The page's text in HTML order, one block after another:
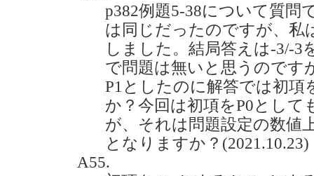
p382例題5-38について質問
は同じだったのですが、私
しました。結局答えは-3/-
で問題は無いと思うのです
P1としたのに解答では初項
か？今回は初項をP0とし
が、それは問題設定の数値
となりますか？(2021.10.23)
A55.